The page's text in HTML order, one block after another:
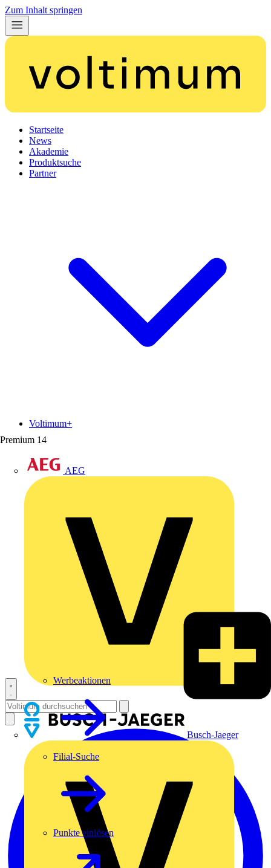
Zum Inhalt springen
Startseite
News
Akademie
Produktsuche
Partner
Premium 14
AEG
Busch-Jaeger
Voltimum+
Werbeaktionen
Filial-Suche
Punkte einlösen